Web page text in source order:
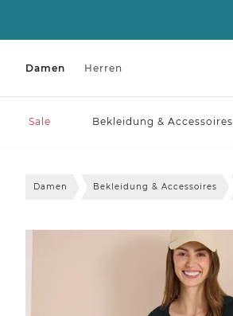
Damen Herren
Sale Bekleidung & Accessoires
Damen Bekleidung & Accessoires